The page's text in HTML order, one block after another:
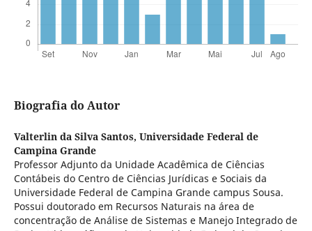
Biografia do Autor
Valterlin da Silva Santos, Universidade Federal de
Campina Grande
Professor Adjunto da Unidade Acadêmica de Ciências
Contábeis do Centro de Ciências Jurídicas e Sociais da
Universidade Federal de Campina Grande campus Sousa.
Possui doutorado em Recursos Naturais na área de
concentração de Análise de Sistemas e Manejo Integrado de